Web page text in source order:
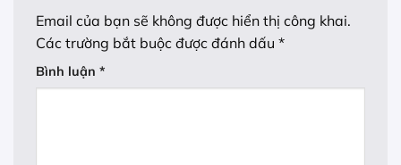
Email của bạn sẽ không được hiển thị công khai.
Các trường bắt buộc được đánh dấu *
Bình luận *